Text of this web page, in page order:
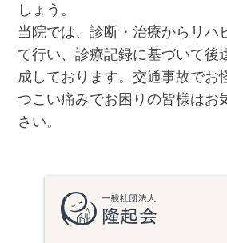
しょう。
当院では、診断・治療からリハ
て行い、診療記録に基づいて後
成しております。交通事故でお
つこい痛みでお困りの皆様はお
さい。